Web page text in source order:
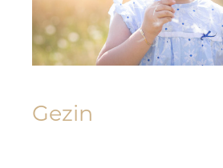
Gezin